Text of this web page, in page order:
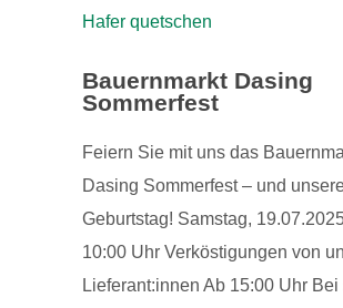
Bauernmarkt Dasing
Sommerfest
Feiern Sie mit uns das
Dasing Sommerfest – und
Geburtstag! Samstag,
10:00 Uhr Verköstigungen von
Lieferant:innen Ab 15:00 Uhr